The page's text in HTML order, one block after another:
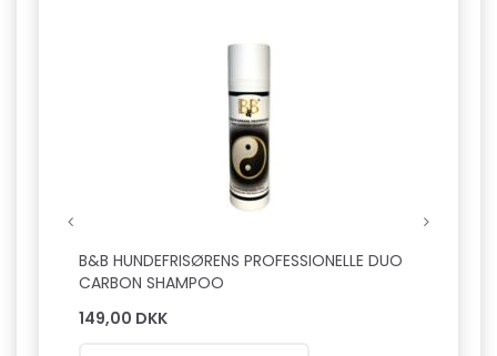
B&B HUNDEFRISØRENS PROFESSIONELLE DUO
CARBON SHAMPOO
149,00 DKK